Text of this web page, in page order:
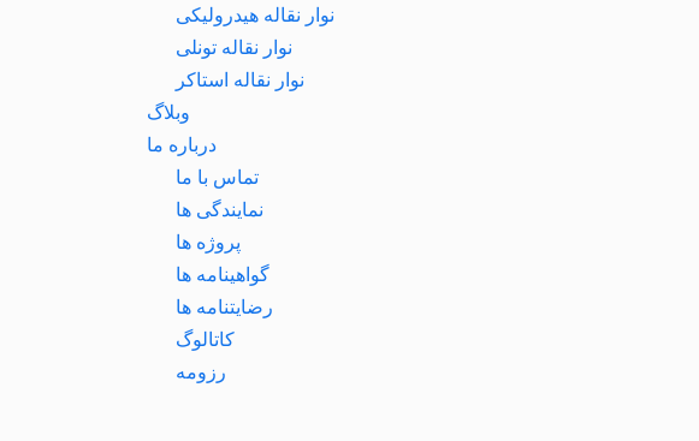
نوار نقاله هیدرولیکی
نوار نقاله تونلی
نوار نقاله استاکر
وبلاگ
درباره ما
تماس با ما
نمایندگی ها
پروژه ها
گواهینامه ها
رضایتنامه ها
کاتالوگ
رزومه